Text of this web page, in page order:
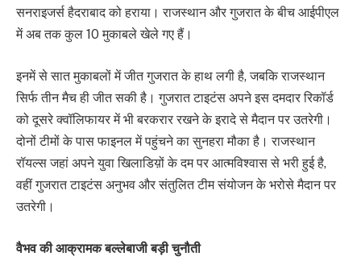
सनराइजर्स हैदराबाद को हराया। राजस्थान और गुजरात के बीच आईपीएल
में अब तक कुल 10 मुकाबले खेले गए हैं।
इनमें से सात मुकाबलों में जीत गुजरात के हाथ लगी है, जबकि राजस्थान
सिर्फ तीन मैच ही जीत सकी है। गुजरात टाइटंस अपने इस दमदार रिकॉर्ड
को दूसरे क्वॉलिफायर में भी बरकरार रखने के इरादे से मैदान पर उतरेगी।
दोनों टीमों के पास फाइनल में पहुंचने का सुनहरा मौका है। राजस्थान
रॉयल्स जहां अपने युवा खिलाडिय़ों के दम पर आत्मविश्वास से भरी हुई है,
वहीं गुजरात टाइटंस अनुभव और संतुलित टीम संयोजन के भरोसे मैदान पर
उतरेगी।
वैभव की आक्रामक बल्लेबाजी बड़ी चुनौती